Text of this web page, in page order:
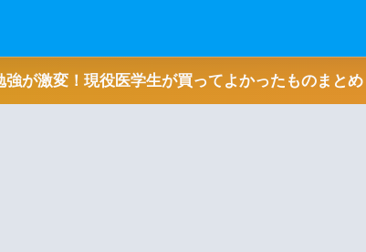
強が激変！現役医学生が買ってよかったものまと